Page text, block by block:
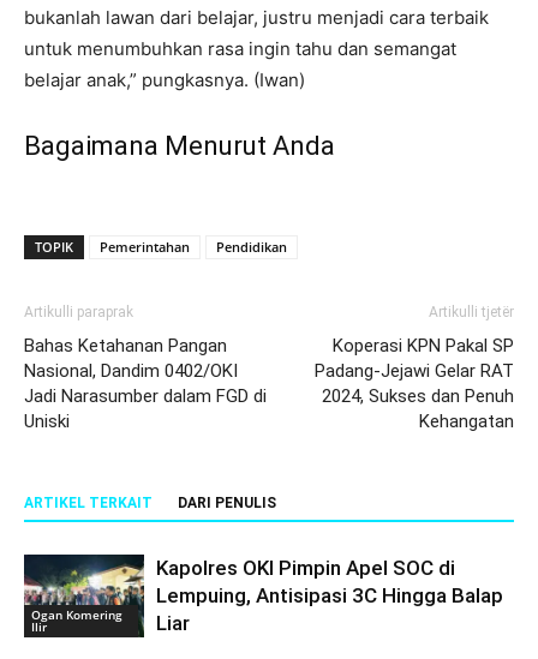
bukanlah lawan dari belajar, justru menjadi cara terbaik
untuk menumbuhkan rasa ingin tahu dan semangat
belajar anak,” pungkasnya. (Iwan)
Bagaimana Menurut Anda
TOPIK Pemerintahan Pendidikan
Artikulli paraprak
Bahas Ketahanan Pangan
Nasional, Dandim 0402/OKI
Jadi Narasumber dalam FGD di
Uniski
Artikulli tjetër
Koperasi KPN Pakal SP
Padang-Jejawi Gelar RAT
2024, Sukses dan Penuh
Kehangatan
ARTIKEL TERKAIT DARI PENULIS
Ogan Komering
Ilir
Kapolres OKI Pimpin Apel SOC di
Lempuing, Antisipasi 3C Hingga Balap
Liar